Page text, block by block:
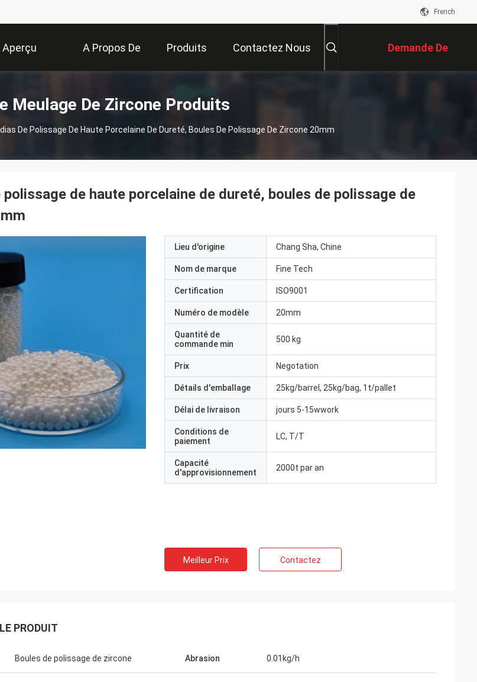
French
Aperçu A Propos De
Nous
Produits Contactez Nous Demande De
Soumission
Meulage De Zircone Produits
De Polissage De Haute Porcelaine De Dureté, Boules De Polissage De Zircone 20mm
polissage de haute porcelaine de dureté, boules de polissage de
Lieu d'origine Chang Sha, Chine
Nom de marque Fine Tech
Certification ISO9001
Numéro de modèle 20mm
Quantité de
commande min
500 kg
Prix Negotation
Détails d'emballage 25kg/barrel, 25kg/bag, 1t/pallet
Délai de livraison jours 5-15wwork
Conditions de
paiement
LC, T/T
Capacité
d'approvisionnement
2000t par an
Meilleur Prix Contactez
PRODUIT
Boules de polissage de zircone Abrasion 0.01kg/h